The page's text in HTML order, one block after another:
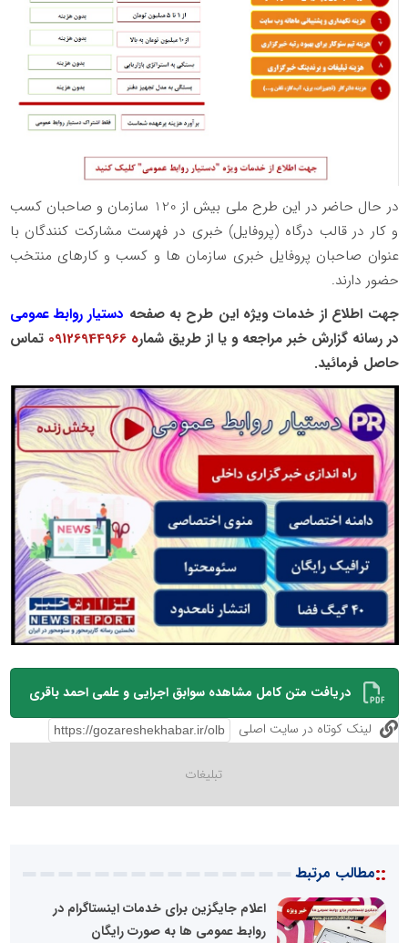
در حال حاضر در این طرح ملی بیش از 120 سازمان و صاحبان کسب
و کار در قالب درگاه (پروفایل) خبری در فهرست مشارکت کنندگان با
عنوان صاحبان پروفایل خبری سازمان ها و کسب و کارهای منتخب
حضور دارند.
جهت اطلاع از خدمات ویژه این طرح به صفحه دستیار روابط عمومی
در رسانه گزارش خبر مراجعه و یا از طریق شماره 09126944966
تماس
حاصل فرمائید.
دریافت متن کامل مشاهده سوابق اجرایی و علمی احمد باقری
لینک کوتاه در سایت اصلی
::مطالب مرتبط
اعلام جایگزین برای خدمات اینستاگرام در
روابط عمومی ها به صورت رایگان